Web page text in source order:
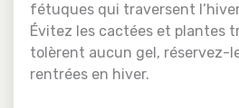
fétuques qui traversent
Évitez les cactées et plantes
tolèrent aucun gel, réservez-
rentrées en hiver.